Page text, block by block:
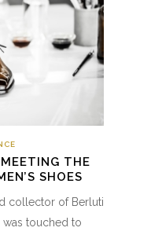
THE
SHOES
collector of Berluti
was touched to